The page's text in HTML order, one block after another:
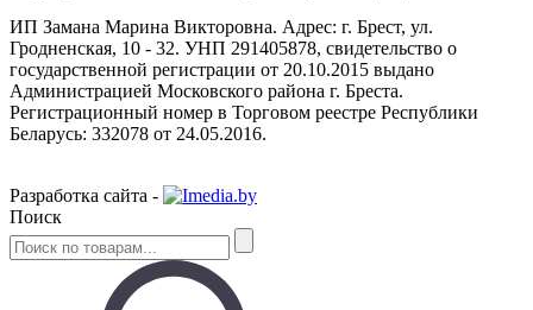
ИП Замана Марина Викторовна. Адрес: г. Брест, ул.
Гродненская, 10 - 32. УНП 291405878, свидетельство о
государственной регистрации от 20.10.2015 выдано
Администрацией Московского района г. Бреста.
Регистрационный номер в Торговом реестре Республики
Беларусь: 332078 от 24.05.2016.
Разработка сайта -
Поиск